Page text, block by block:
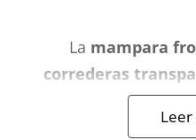
La mampara
correderas
preferida para
luminosidad en